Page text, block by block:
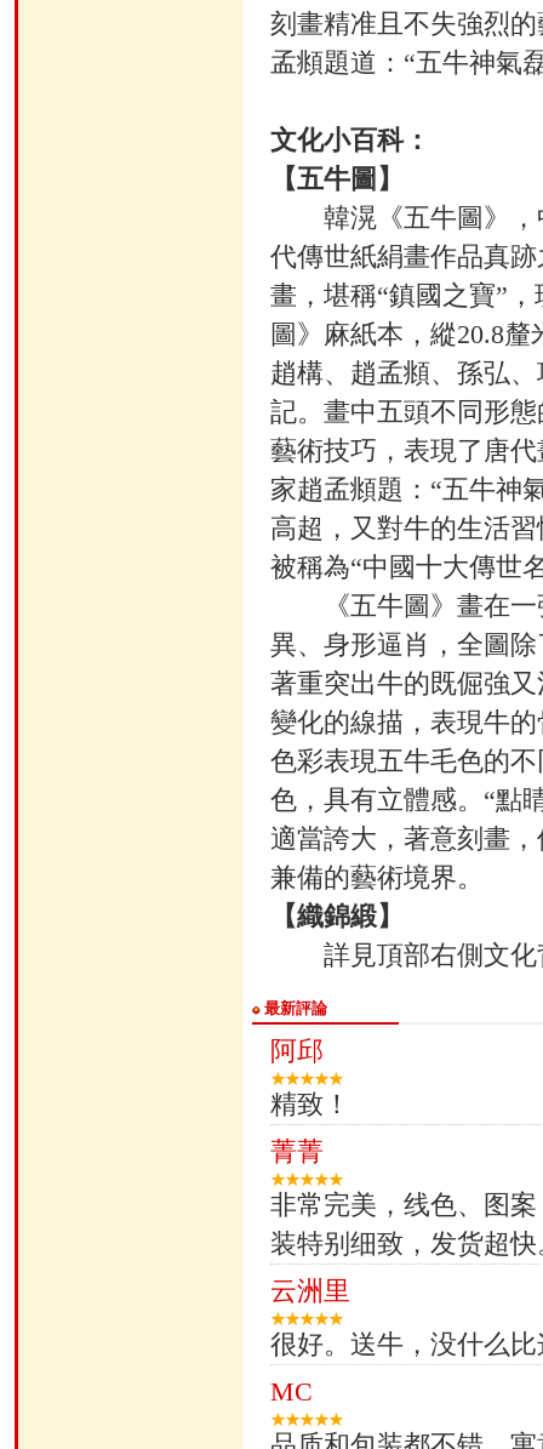
刻畫精准且不失強烈
孟頫題道：“五牛神氣
文化小百科：
【五牛圖】
韓滉《五牛圖》，
代傳世紙絹畫作品真
畫，堪稱“鎮國之寶”
圖》麻紙本，縱20.8
趙構、趙孟頫、孫弘
記。畫中五頭不同形
藝術技巧，表現了唐
家趙孟頫題：“五牛神
高超，又對牛的生活
被稱為“中國十大傳世
《五牛圖》畫在一
異、身形逼肖，全圖
著重突出牛的既倔強
變化的線描，表現牛
色彩表現五牛毛色的
色，具有立體感。“點
適當誇大，著意刻畫
兼備的藝術境界。
【織錦緞】
詳見頂部右側文
最新評論
阿邱
精致！
菁菁
非常完美，线色、图
装特别细致，发货超
云洲里
很好。送牛，没什么
MC